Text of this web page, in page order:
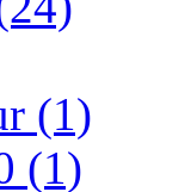
(1)
(1)